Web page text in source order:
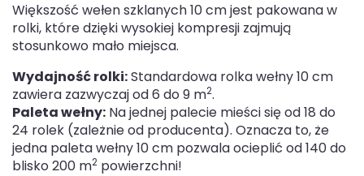
Większość wełen szklanych 10 cm jest pakowana w
rolki, które dzięki wysokiej kompresji zajmują
stosunkowo mało miejsca.
Wydajność rolki:Standardowa rolka wełny 10 cm
zawiera zazwyczaj od 6 do 9 m2.
Paleta wełny: Na jednej palecie mieści się od 18 do
24 rolek (zależnie od producenta). Oznacza to, że
jedna paleta wełny 10 cm pozwala ocieplić od 140 do
blisko 200 m2 powierzchni!